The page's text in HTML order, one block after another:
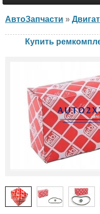
АвтоЗапчасти »
Купить